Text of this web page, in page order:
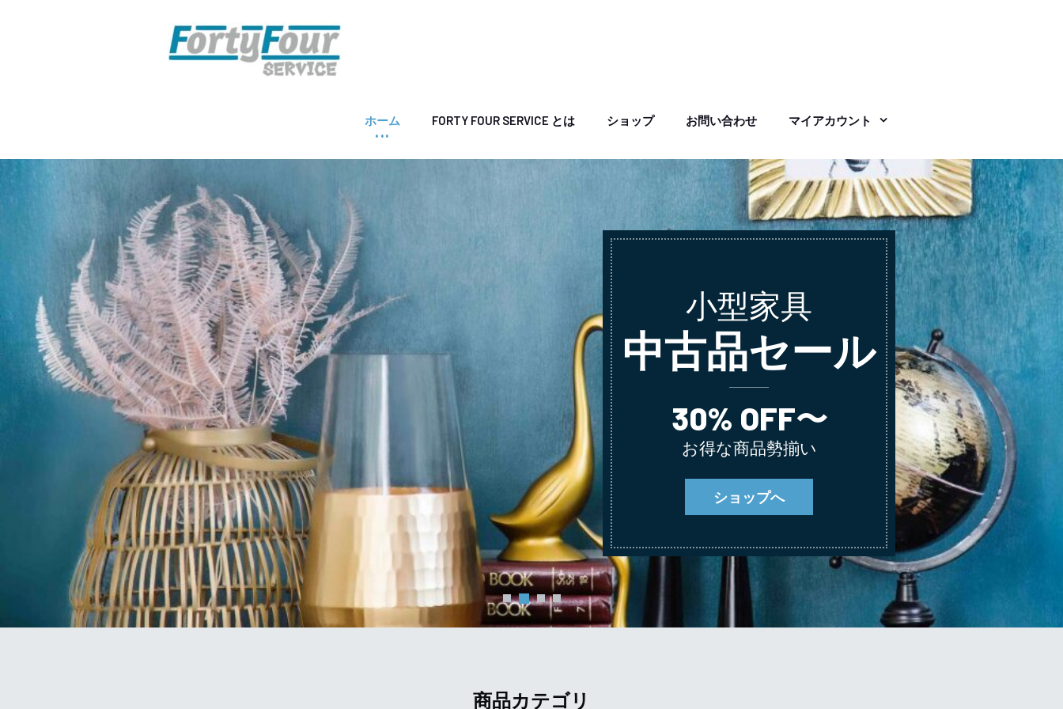
ホーム FORTY FOUR SERVICE とは ショップ お問い合わせ マイアカウント
小型家具
中古品セール
30% OFF〜
お得な商品勢揃い
ショップへ
商品カテゴリ